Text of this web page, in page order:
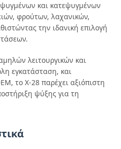
και κατεψυγμένων
φρούτων, λαχανικών,
την ιδανική επιλογή
λειτουργικών και
εγκατάσταση, και
το X-28 παρέχει αξιόπιστη
ψύξης για τη